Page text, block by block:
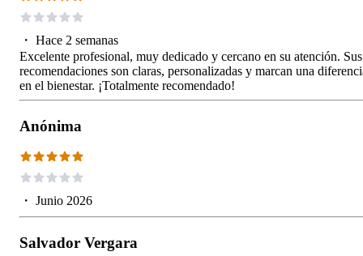
・ Hace 2 semanas
Excelente profesional, muy dedicado y cercano en su atención. Sus
recomendaciones son claras, personalizadas y marcan una
en el bienestar. ¡Totalmente recomendado!
Anónima
・ Junio 2026
Salvador Vergara